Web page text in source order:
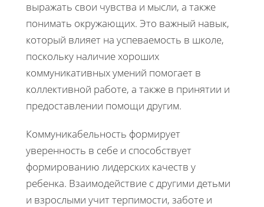
выражать свои чувства и мысли, а также
понимать окружающих. Это важный навык,
который влияет на успеваемость в школе,
поскольку наличие хороших
коммуникативных умений помогает в
коллективной работе, а также в принятии и
предоставлении помощи другим.
Коммуникабельность формирует
уверенность в себе и способствует
формированию лидерских качеств у
ребенка. Взаимодействие с другими детьми
и взрослыми учит терпимости, заботе и